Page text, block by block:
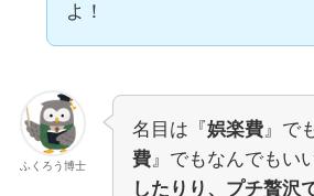
よ！
ふくろう博士
名目は『 娯楽費』で
費』でもなんでもい
したりり、プチ贅沢